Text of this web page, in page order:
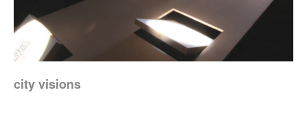
city visions